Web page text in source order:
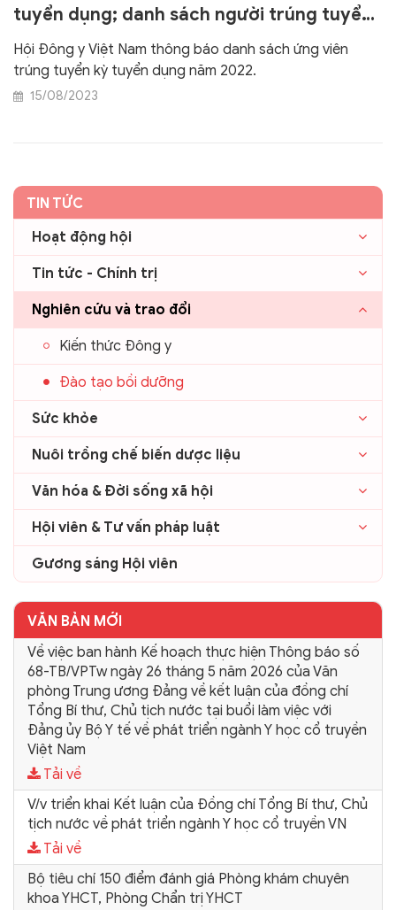
tuyển dụng; danh sách người trúng tuyển
kỳ xét tuyển lao động năm 2022 – Hội
Đông y Việt Nam
Hội Đông y Việt Nam thông báo danh sách ứng viên
trúng tuyển kỳ tuyển dụng năm 2022.
15/08/2023
TIN TỨC
Hoạt động hội
Tin tức - Chính trị
Nghiên cứu và trao đổi
Kiến thức Đông y
Đào tạo bồi dưỡng
Sức khỏe
Nuôi trồng chế biến dược liệu
Văn hóa & Đời sống xã hội
Hội viên & Tư vấn pháp luật
Gương sáng Hội viên
VĂN BẢN MỚI
Về việc ban hành Kế hoạch thực hiện Thông báo số
68-TB/VPTw ngày 26 tháng 5 năm 2026 của Văn
phòng Trung ương Đảng về kết luận của đồng chí
Tổng Bí thư, Chủ tịch nước tại buổi làm việc với
Đảng ủy Bộ Y tế về phát triển ngành Y học cổ truyền
Việt Nam
Tải về
V/v triển khai Kết luận của Đồng chí Tổng Bí thư, Chủ
tịch nước về phát triển ngành Y học cổ truyền VN
Tải về
Bộ tiêu chí 150 điểm đánh giá Phòng khám chuyên
khoa YHCT, Phòng Chẩn trị YHCT